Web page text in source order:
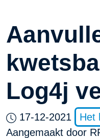
Log4j
17-12-2021
Het
Aangemaakt door